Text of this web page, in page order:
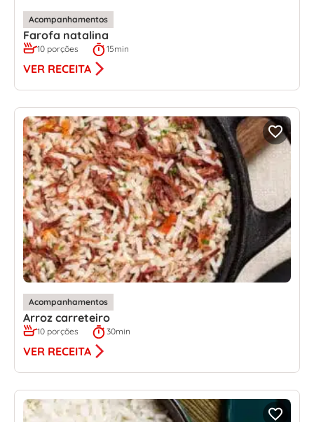
Acompanhamentos
Farofa natalina
10 porções 15min
VER RECEITA
Acompanhamentos
Arroz carreteiro
10 porções 30min
VER RECEITA